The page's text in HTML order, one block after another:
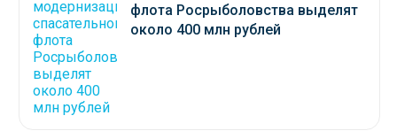
флота Росрыболовства выделят
около 400 млн рублей